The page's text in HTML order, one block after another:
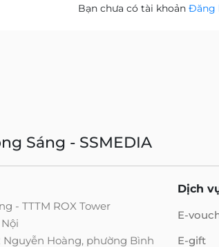
Bạn chưa có tài khoản Đăng
Sáng - SSMEDIA
- TTTM ROX Tower
Nguyễn Hoàng, phường Bình
Dịch
E-
E-gift